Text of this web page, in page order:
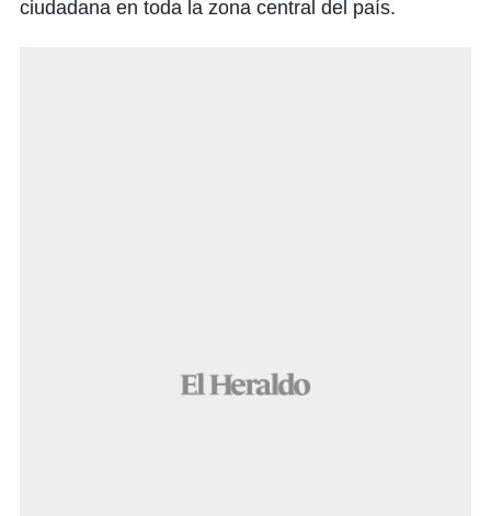
ciudadana en toda la zona central del país.